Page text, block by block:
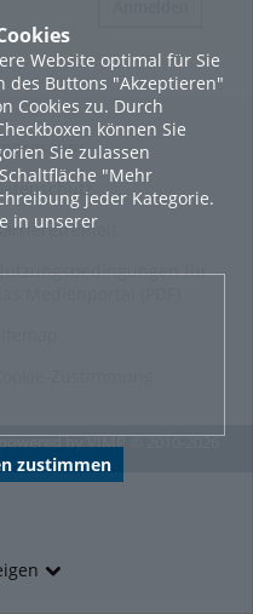
Website optimal für Sie
des Buttons "Akzeptieren"
Cookies zu. Durch
können Sie
Sie zulassen
"Mehr
jeder Kategorie.
in unserer
zustimmen
für
byVIMP© 2010-2026